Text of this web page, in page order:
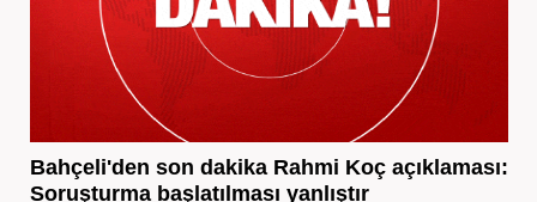
Bahçeli'den son dakika Rahmi Koç açıklaması:
Soruşturma başlatılması yanlıştır